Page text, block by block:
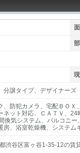
分譲タイプ、デザイナーズ
、防犯カメラ、宅配ＢＯＸ
ネット対応、ＣＡＴＶ、
換気システム、バルコニ
房、浴室乾燥機、システム
渋谷区富ヶ谷1-35-12の賃